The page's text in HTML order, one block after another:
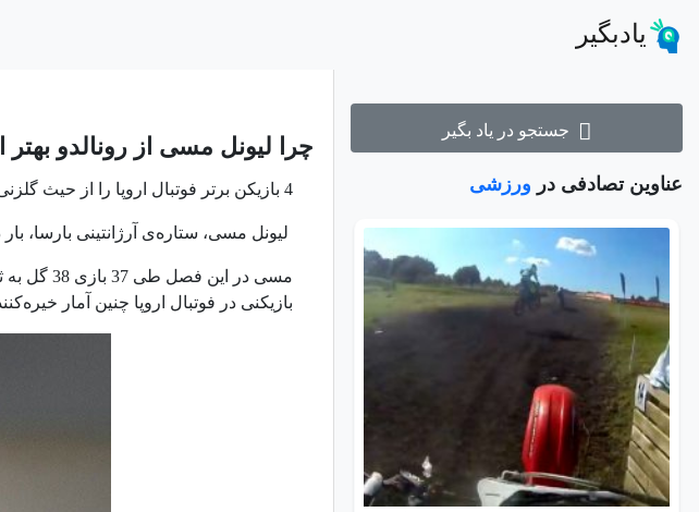
یادبگیر
جستجو در یاد بگیر
عناوین تصادفی در ورزشی
چرا لیونل مسی از رونالدو
4 بازیکن برتر فوتبال اروپا را از حیث گلزنی و دخالت مستقیم در گلزنی بشناسید.
لیونل مسی، ستاره‌ی آرژانتینی بارسا،
بازیکنی در فوتبال اروپا چنین آمار